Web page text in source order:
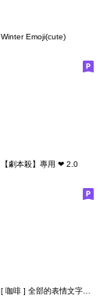
Winter Emoji(cute)
【劇本殺】專用 ❤ 2.0
[ 咖啡 ] 全部的表情文字基本安排